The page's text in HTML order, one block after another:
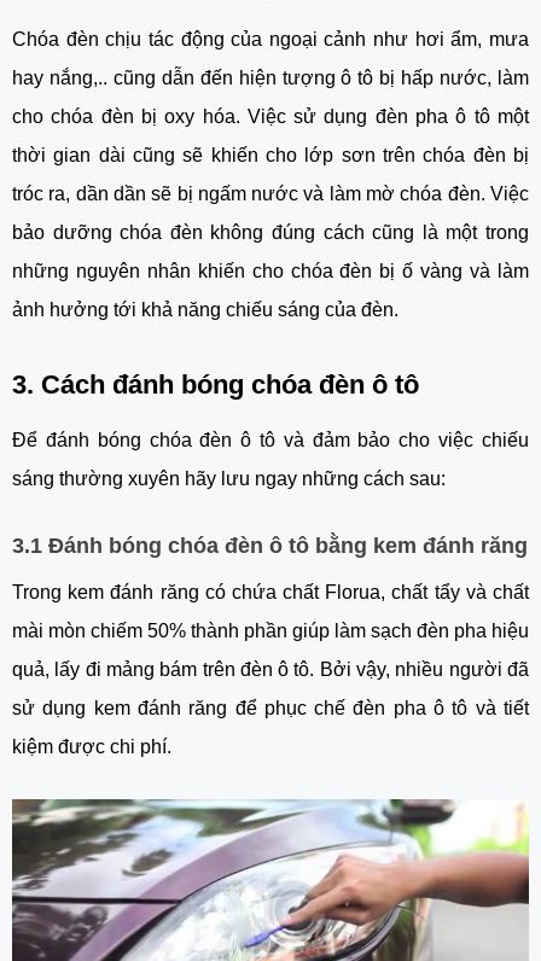
Chóa đèn chịu tác động của ngoại cảnh như hơi ẩm, mưa
hay nắng,.. cũng dẫn đến hiện tượng ô tô bị hấp nước, làm
cho chóa đèn bị oxy hóa. Việc sử dụng đèn pha ô tô một
thời gian dài cũng sẽ khiến cho lớp sơn trên chóa đèn bị
tróc ra, dần dần sẽ bị ngấm nước và làm mờ chóa đèn. Việc
bảo dưỡng chóa đèn không đúng cách cũng là một trong
những nguyên nhân khiến cho chóa đèn bị ố vàng và làm
ảnh hưởng tới khả năng chiếu sáng của đèn.
3. Cách đánh bóng chóa đèn ô tô
Để đánh bóng chóa đèn ô tô và đảm bảo cho việc chiếu
sáng thường xuyên hãy lưu ngay những cách sau:
3.1 Đánh bóng chóa đèn ô tô bằng kem đánh răng
Trong kem đánh răng có chứa chất Florua, chất tẩy và chất
mài mòn chiếm 50% thành phần giúp làm sạch đèn pha hiệu
quả, lấy đi mảng bám trên đèn ô tô. Bởi vậy, nhiều người đã
sử dụng kem đánh răng để phục chế đèn pha ô tô và tiết
kiệm được chi phí.